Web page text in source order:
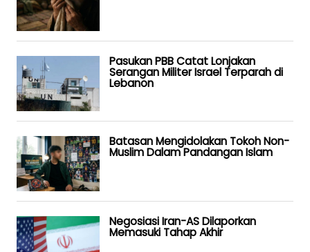
Pasukan PBB Catat Lonjakan
Serangan Militer Israel Terparah di
Lebanon
Batasan Mengidolakan Tokoh Non-
Muslim Dalam Pandangan Islam
Negosiasi Iran-AS Dilaporkan
Memasuki Tahap Akhir